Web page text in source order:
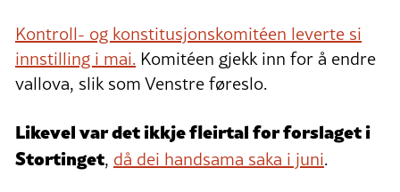
Kontroll- og konstitusjonskomitéen leverte si
innstilling i mai. Komitéen gjekk inn for å endre
vallova, slik som Venstre føreslo.
Likevel var det ikkje fleirtal for forslaget i
Stortinget, då dei handsama saka i juni.